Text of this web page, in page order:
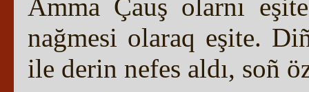
Amma Çauş olarnı
nağmesi olaraq eşite.
ile derin nefes aldı, soñ